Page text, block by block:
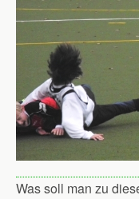
Was soll man zu